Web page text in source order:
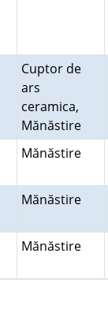
Cuptor de
ars
ceramica,
Mănăstire
Mănăstire
Mănăstire
Mănăstire